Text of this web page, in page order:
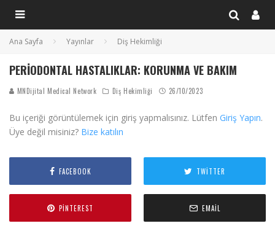
Ana Sayfa Yayınlar Diş Hekimliği
PERIODONTAL HASTALIKLAR: KORUNMA VE BAKIM
MNDijital Medical Network Diş Hekimliği 26/10/2023
Bu içeriği görüntülemek için giriş yapmalısınız. Lütfen Giriş Yapın.
Üye değil misiniz? Bize katılın
FACEBOOK TWITTER
PINTEREST EMAIL